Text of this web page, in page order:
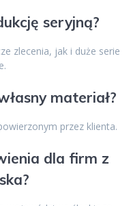
seryjną?
zlecenia, jak i duże serie
materiał?
przez klienta.
dla firm z